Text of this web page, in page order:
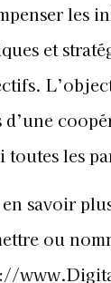
les
et
d’une
toutes les
savoir
ou